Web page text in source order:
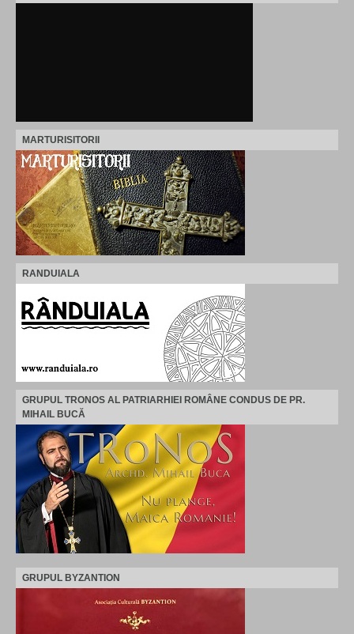
MARTURISITORII
RANDUIALA
GRUPUL TRONOS AL PATRIARHIEI ROMÂNE CONDUS DE PR.
MIHAIL BUCĂ
GRUPUL BYZANTION